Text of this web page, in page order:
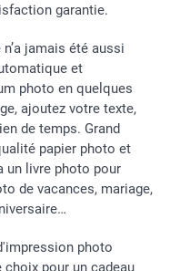
garantie.
jamais été aussi
et
photo en quelques
ajoutez votre texte,
de temps. Grand
papier photo et
un livre photo pour
de vacances, mariage,
photo